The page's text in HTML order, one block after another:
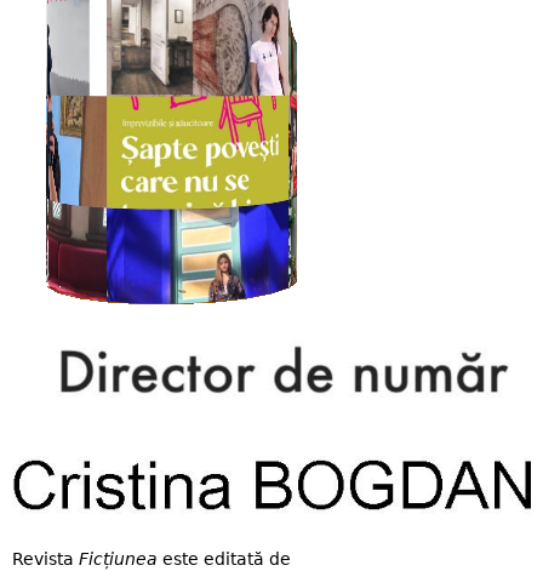
Revista Ficțiunea este editată de